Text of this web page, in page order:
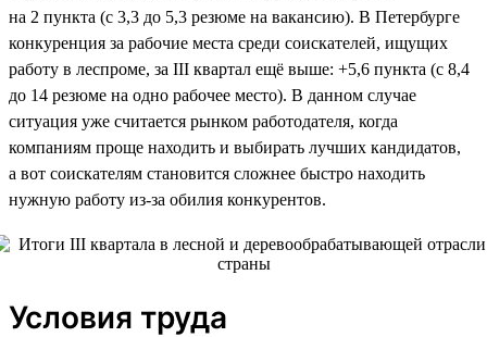
на 2 пункта (с 3,3 до 5,3 резюме на вакансию). В Петербурге
конкуренция за рабочие места среди соискателей, ищущих
работу в леспроме, за III квартал ещё выше: +5,6 пункта (с 8,4
до 14 резюме на одно рабочее место). В данном случае
ситуация уже считается рынком работодателя, когда
компаниям проще находить и выбирать лучших кандидатов,
а вот соискателям становится сложнее быстро находить
нужную работу из-за обилия конкурентов.
Условия труда